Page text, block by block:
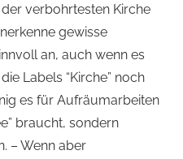
verbohrtesten Kirche
gewisse
an, auch wenn es
Labels “Kirche” noch
es für Aufräumarbeiten
braucht, sondern
– Wenn aber